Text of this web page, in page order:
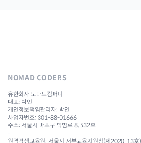
NOMAD CODERS
유한회사 노마드컴퍼니
대표: 박인
개인정보책임관리자: 박인
사업자번호: 301-88-01666
주소: 서울시 마포구 백범로 8, 532호
-
원격평생교육원: 서울시 서부교육지원청(제2020-13호)